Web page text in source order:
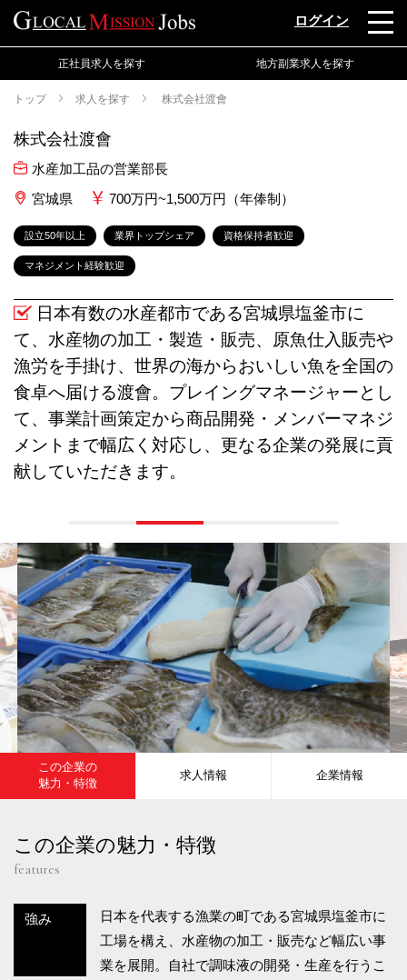
ログイン
正社員求人を探す 地方副業求人を探す
トップ 求人を探す 株式会社渡會
株式会社渡會
水産加工品の営業部長
宮城県
700万円~1,500万円（年俸制）
設立50年以上 業界トップシェア 資格保持者歓迎
マネジメント経験歓迎
日本有数の水産都市である宮城県塩釜市に
て、水産物の加工・製造・販売、原魚仕入販売や
漁労を手掛け、世界の海からおいしい魚を全国の
食卓へ届ける渡會。プレイングマネージャーとし
て、事業計画策定から商品開発・メンバーマネジ
メントまで幅広く対応し、更なる企業の発展に貢
献していただきます。
この企業の
魅力・特徴
求人情報 企業情報
この企業の魅力・特徴
features
強み
日本を代表する漁業の町である宮城県塩釜市に
工場を構え、水産物の加工・販売など幅広い事
業を展開。自社で調味液の開発・生産を行うこ